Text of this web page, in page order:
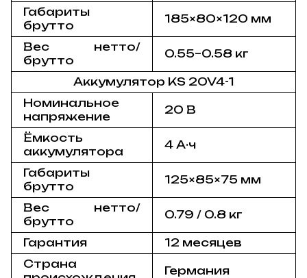
Габариты
брутто
185×80×120 мм
Вес нетто/
брутто
0.55–0.58 кг
Аккумулятор KS 20V4-1
Номинальное
напряжение
20 В
Ёмкость
аккумулятора
4 А·ч
Габариты
брутто
125×85×75 мм
Вес нетто/
брутто
0.79 / 0.8 кг
Гарантия
12 месяцев
Страна
Германия